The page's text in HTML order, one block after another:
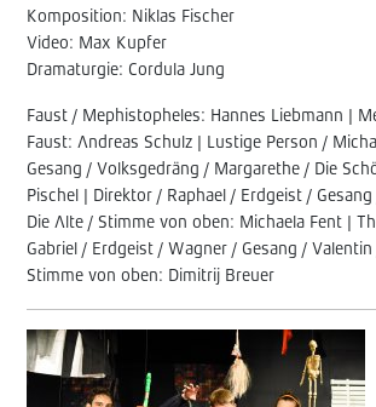
Komposition: Niklas Fischer
Video: Max Kupfer
Dramaturgie: Cordula Jung
Faust / Mephistopheles: Hannes Liebmann |
Faust: Andreas Schulz | Lustige Person /
Gesang / Volksgedräng / Margarethe / Die
Pischel | Direktor / Raphael / Erdgeist /
Die Alte / Stimme von oben: Michaela Fent |
Gabriel / Erdgeist / Wagner / Gesang /
Stimme von oben: Dimitrij Breuer